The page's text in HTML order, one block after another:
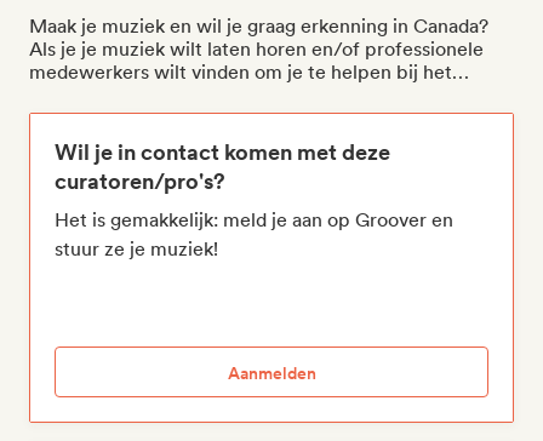
Maak je muziek en wil je graag erkenning in Canada?
Als je je muziek wilt laten horen en/of professionele
medewerkers wilt vinden om je te helpen bij het
juiste adres. Met Groover kun je je richten op
muzieklabels, media, radiostations, afspeellijsten en
professionals uit de muziekindustrie in Canada, zoals
The Synth Dimension.
Wil je in contact komen met deze
curatoren/pro's?
Het is gemakkelijk: meld je aan op Groover en
stuur ze je muziek!
Aanmelden